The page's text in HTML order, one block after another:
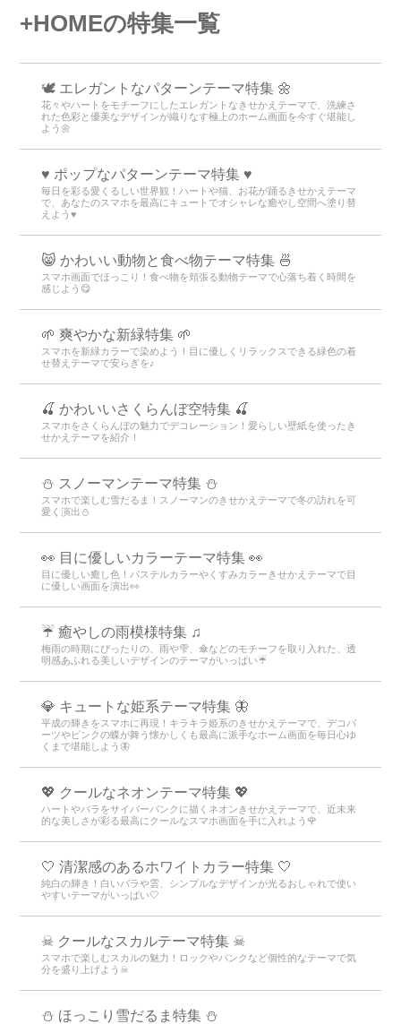
+HOMEの特集一覧
🕊️ エレガントなパターンテーマ特集 🌼
花々やハートをモチーフにしたエレガントなきせかえテーマで、洗練さ
れた色彩と優美なデザインが織りなす極上のホーム画面を今すぐ堪能し
よう🌼
♥️ ポップなパターンテーマ特集 ♥️
毎日を彩る愛くるしい世界観！ハートや猫、お花が踊るきせかえテーマ
で、あなたのスマホを最高にキュートでオシャレな癒やし空間へ塗り替
えよう♥️
😸 かわいい動物と食べ物テーマ特集 🍜
スマホ画面でほっこり！食べ物を頬張る動物テーマで心落ち着く時間を
感じよう😋
🌱 爽やかな新緑特集 🌱
スマホを新緑カラーで染めよう！目に優しくリラックスできる緑色の着
せ替えテーマで安らぎを♪
🍒 かわいいさくらんぼ空特集 🍒
スマホをさくらんぼの魅力でデコレーション！愛らしい壁紙を使ったき
せかえテーマを紹介！
⛄ スノーマンテーマ特集 ⛄
スマホで楽しむ雪だるま！スノーマンのきせかえテーマで冬の訪れを可
愛く演出⛄
👀 目に優しいカラーテーマ特集 👀
目に優しい癒し色！パステルカラーやくすみカラーきせかえテーマで目
に優しい画面を演出👀
☔ 癒やしの雨模様特集 ♫
梅雨の時期にぴったりの、雨や雫、傘などのモチーフを取り入れた、透
明感あふれる美しいデザインのテーマがいっぱい☔
💎 キュートな姫系テーマ特集 🦋
平成の輝きをスマホに再現！キラキラ姫系のきせかえテーマで、デコパ
ーツやピンクの蝶が舞う懐かしくも最高に派手なホーム画面を毎日心ゆ
くまで堪能しよう🦋
💖 クールなネオンテーマ特集 💖
ハートやバラをサイバーパンクに描くネオンきせかえテーマで、近未来
的な美しさが彩る最高にクールなスマホ画面を手に入れよう🌹
🤍 清潔感のあるホワイトカラー特集 🤍
純白の輝き！白いバラや雲、シンプルなデザインが光るおしゃれで使い
やすいテーマがいっぱい🤍
☠ クールなスカルテーマ特集 ☠
スマホで楽しむスカルの魅力！ロックやパンクなど個性的なテーマで気
分を盛り上げよう☠
⛄ ほっこり雪だるま特集 ⛄